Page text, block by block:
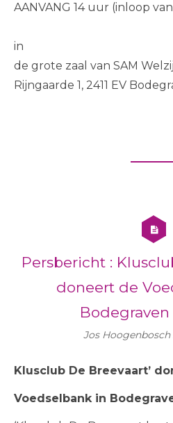
AANVANG 14 uur (inloop
in
de grote zaal van SAM
Rijngaarde 1, 2411 EV
Persbericht :
doneert de
Bodegraven
Jos Hoogenbosch
Klusclub De Breevaart’
Voedselbank in